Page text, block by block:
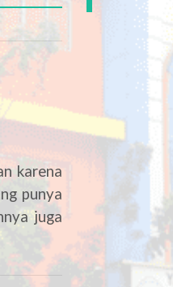
karena
punya
juga